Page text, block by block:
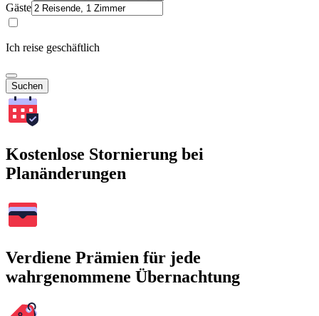
Gäste
Ich reise geschäftlich
Suchen
Kostenlose Stornierung bei
Planänderungen
Verdiene Prämien für jede
wahrgenommene Übernachtung